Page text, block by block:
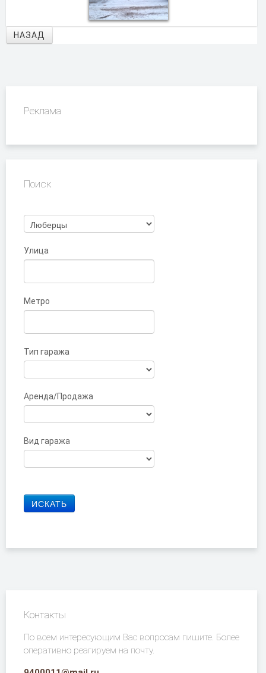
НАЗАД
Реклама
Поиск
Улица
Метро
Тип гаража
Аренда/Продажа
Вид гаража
Контакты
По всем интересующим Вас вопросам пишите. Более
оперативно реагируем на почту.